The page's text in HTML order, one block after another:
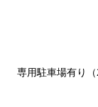
専用駐車場有り